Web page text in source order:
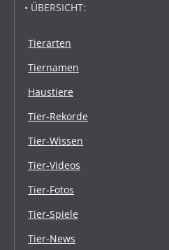
• ÜBERSICHT:
Tierarten
Tiernamen
Haustiere
Tier-Rekorde
Tier-Wissen
Tier-Videos
Tier-Fotos
Tier-Spiele
Tier-News